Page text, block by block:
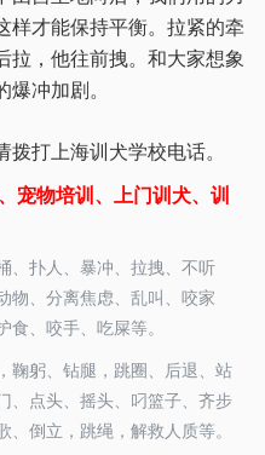
样才能保持平衡。拉紧的牵
拉，他往前拽。和大家想象
冲加剧。
打上海训犬学校电话。
宠物培训、上门训犬、训
、扑人、暴冲、拉拽、不听
物、分离焦虑、乱叫、咬家
食、咬手、吃屎等。
鞠躬、钻腿，跳圈、后退、站
、点头、摇头、叼篮子、齐步
倒立，跳绳，解救人质等。